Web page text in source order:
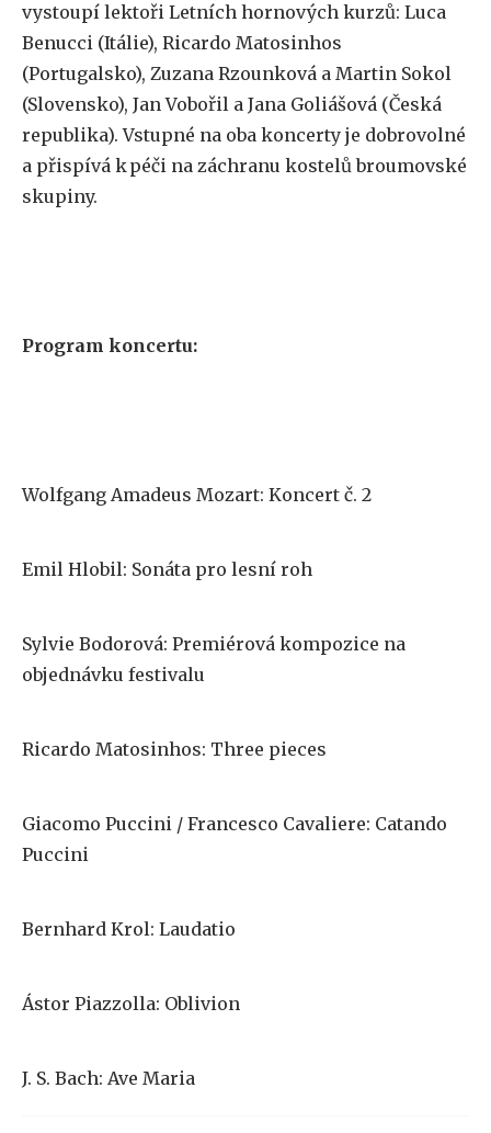
vystoupí lektoři Letních hornových kurzů: Luca
Benucci (Itálie), Ricardo Matosinhos
(Portugalsko), Zuzana Rzounková a Martin Sokol
(Slovensko), Jan Vobořil a Jana Goliášová (Česká
republika).Vstupné na oba koncerty je dobrovolné
a přispívá k péči na záchranu kostelů broumovské
skupiny.
Program koncertu:
Wolfgang Amadeus Mozart: Koncert č. 2
Emil Hlobil: Sonáta pro lesní roh
Sylvie Bodorová: Premiérová kompozice na
objednávku festivalu
Ricardo Matosinhos: Three pieces
Giacomo Puccini / Francesco Cavaliere: Catando
Puccini
Bernhard Krol: Laudatio
Ástor Piazzolla: Oblivion
J. S. Bach: Ave Maria